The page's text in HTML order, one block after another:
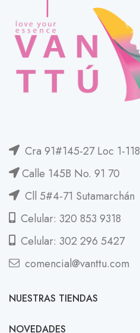
Cra 91#145-27 Loc 1-118
Calle 145B No. 91 70
Cll 5#4-71 Sutamarchán
Celular: 320 853 9318
Celular: 302 296 5427
comencial@vanttu.com
NUESTRAS TIENDAS
NOVEDADES